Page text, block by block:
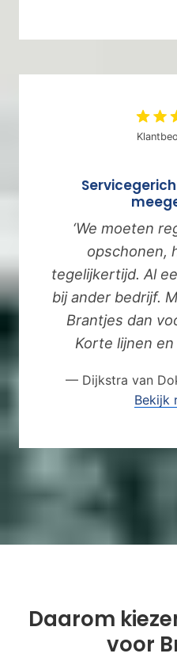
‘We moeten
opschonen,
tegelijkertijd. Al
bij ander bedrijf.
Brantjes dan
Korte lijnen en
— Dijkstra van
Bekijk
Daarom
voor